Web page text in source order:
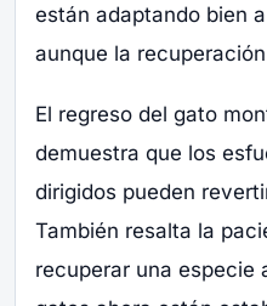
están adaptando bien
aunque la
El regreso del gato
demuestra que los
dirigidos pueden
También resalta la
recuperar una especie